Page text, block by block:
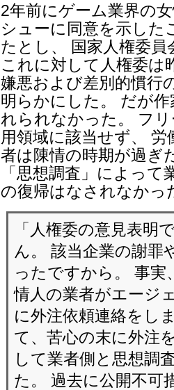
2年前にゲーム業界の
シューに同意を示した
たとし、 国家人権委
これに対して人権委は
嫌悪および差別的慣行
明らかにした。 だが
れられなかった。 フ
用領域に該当せず、
者は陳情の時期が過ぎ
「思想調査」によっ
の復帰はなされなかっ
「人権委の意見表明
ん。 該当企業の謝罪
ったですから。 事実
情人の業者がエージ
に外注依頼連絡をし
て、苦心の末に外注
して業者側と思想調
た。 過去に公開不可